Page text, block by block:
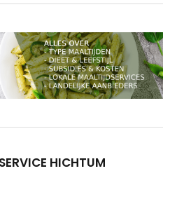
HICHTUM